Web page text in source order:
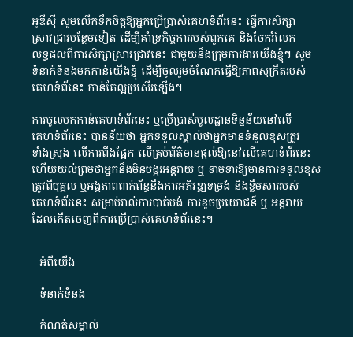
អូឌីស៊ី សូមលើកទឹកចិត្តឱ្យអ្នកប្រើប្រាស់គេហទំព័រនេះ ធ្វើការសិក្សា
ស្រាវជ្រាវបន្ថែមទៀត ដើម្បីគាំទ្រកិច្ចការ​របស់ពួកគេ និងចែករំលែក
លទ្ធផលពីការសិក្សាស្រាវជ្រាវនេះ ជាមួយនឹងក្រុមការងារយើងខ្ញុំ។ សូម
ទំនាក់ទំនងមកកាន់យើងខ្ញុំ ដើម្បីចូលរួមចំណែកធ្វើឱ្យភាពសុក្រឹតរបស់
គេហទំព័នេះ កាន់តែល្អប្រសើរឡើង។
ការចូលមកកាន់គេហទំព័រនេះ ឬប្រើប្រាស់មូលដ្ឋានទិន្នន័យនៅលើ
គេហទំព័រនេះ បានន័យថា អ្នកទទួលស្គាល់ថាអ្នកមានទំនួលខុសត្រូវ
ទាំងស្រុង លើការពឹងផ្អែក លើគ្រប់ព័ត៌មានផ្តល់ឱ្យនៅលើគេហទំព័រនេះ
ហើយយល់ព្រមថាអ្នកនឹងមិនបង្ករអន្តរាយ ឬ ទាមទារ​ឱ្យមានការទទួលខុស​
ត្រូវពីបុគ្គល ឬអង្គភាពពាក់ព័ន្ធនឹងការអភិវឌ្ឍទម្រង់ និងខ្លឹមសាររបស់
គេហទំព័រនេះ សម្រាប់រាល់ការបាត់បង់ ការខូចប្រយោជន៍ ឬ អន្តរាយ
ដែលកើតចេញពីការប្រើប្រាស់គេហទំព័រនេះ។
អំពី​យើង​
ទំនាក់ទំនង
កំណត់សម្គាល់